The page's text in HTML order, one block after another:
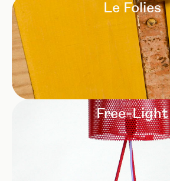
Le Folies
Free-Light